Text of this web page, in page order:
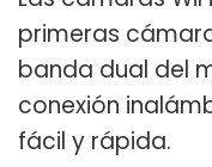
primeras
banda dual del
conexión
fácil y rápida.